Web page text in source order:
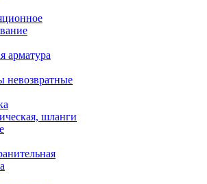
арматура
невозвратные
шланги